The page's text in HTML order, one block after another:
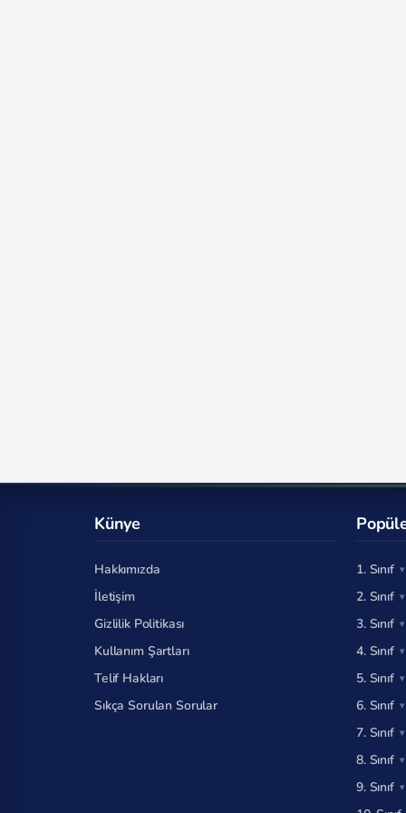
Künye
Hakkımızda
İletişim
Gizlilik Politikası
Kullanım Şartları
Telif Hakları
Sıkça Sorulan Sorular
1. Sınıf
2. Sınıf
3. Sınıf
4. Sınıf
5. Sınıf
6. Sınıf
7. Sınıf
8. Sınıf
9. Sınıf